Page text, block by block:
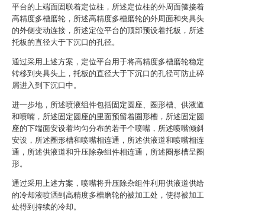
平台的上端面固联着定位柱，所述定位柱的外周面箍接着
高精度多槽磨轮，所述高精度多槽磨轮的外周面和夹具头
的外侧变动连接，所述定位平台的顶部预设着托板，所述
托板的直径大于下沉口的孔径。
通过采用上述方案，定位平台用于将高精度多槽磨轮稳定
转移到夹具头上，托板的直径大于下沉口的孔径可防止碎
屑进入到下沉口中。
进一步地，所述喷液组件包括固定圆座、圈形槽、供液道
和喷嘴，所述固定圆座的里面预留着圈形槽，所述固定圆
座的下端面安设着均匀分布的若干个喷嘴，所述喷嘴倾斜
安设，所述圈形槽和喷嘴相连通，所述供液道和喷嘴相连
通，所述供液道和升压除杂组件相连通，所述圈形槽呈圈
形。
通过采用上述方案，喷嘴将升压除杂组件利用供液道供给
的冷却液喷洒到高精度多槽磨轮的被加工处，使得被加工
处得到持续的冷却。